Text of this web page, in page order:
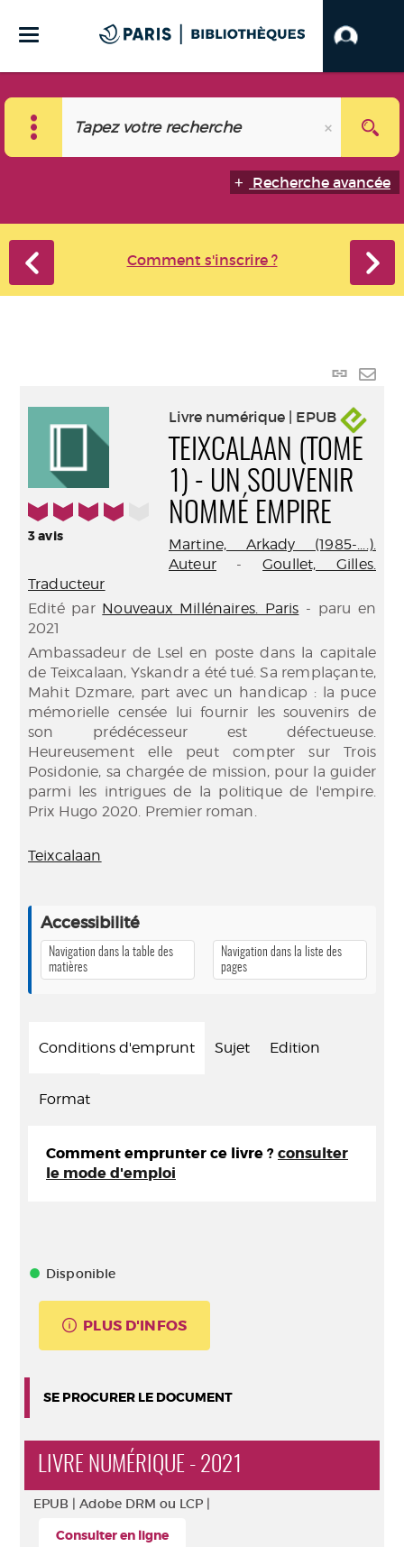
Recherche avancée
Comment s'inscrire ?
Lien
4/5
3avis
Livre numérique | EPUB
TEIXCALAAN (TOME
1) - UN SOUVENIR
NOMMÉ EMPIRE
Martine, Arkady (1985-....).
Auteur-Goullet, Gilles.
Traducteur
Edité par Nouveaux Millénaires. Paris - paru en
2021
Ambassadeur de Lsel en poste dans la capitale
de Teixcalaan, Yskandr a été tué. Sa remplaçante,
Mahit Dzmare, part avec un handicap : la puce
mémorielle censée lui fournir les souvenirs de
son prédécesseur est défectueuse.
Heureusement elle peut compter sur Trois
Posidonie, sa chargée de mission, pour la guider
parmi les intrigues de la politique de l'empire.
Prix Hugo 2020. Premier roman.
Teixcalaan
Accessibilité
Navigation dans la table des
matières
Navigation dans la liste des
pages
Conditions d'emprunt Sujet Edition
Format
Comment emprunter ce livre ? consulter
le mode d'emploi
Disponible
PLUS D'INFOS
SE PROCURER LE DOCUMENT
LIVRE NUMÉRIQUE - 2021
EPUB | Adobe DRM ou LCP |
Consulter en ligne